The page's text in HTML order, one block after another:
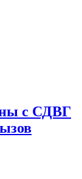
с СДВГ